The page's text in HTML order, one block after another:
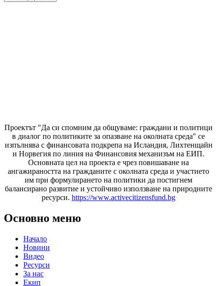
Проектът "Да си спомним да общуваме: граждани и политици
в диалог по политиките за опазване на околната среда" се
изпълнява с финансовата подкрепа на Исландия, Лихтенщайн
и Норвегия по линия на Финансовия механизъм на ЕИП.
Основната цел на проекта е чрез повишаване на
ангажираността на гражданите с околната среда и участието
им при формулирането на политики да постигнем
балансирано развитие и устойчиво използване на природните
ресурси. https://www.activecitizensfund.bg
Основно меню
Начало
Новини
Видео
Ресурси
За нас
Екип